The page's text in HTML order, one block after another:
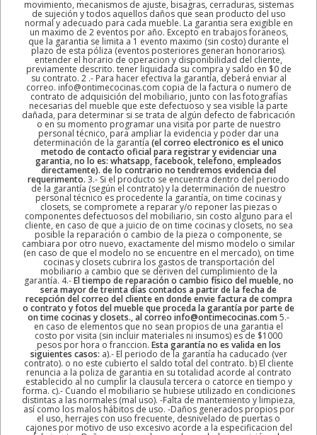
movimiento, mecanismos de ajuste, bisagras, cerraduras, sistemas
de sujeción y todos aquellos daños que sean producto del uso
normal y adecuado para cada mueble. La garantia sera exigible en
un maximo de 2 eventos por año. Excepto en trabajos foraneos,
que la garantia se limita a 1 evento maximo (sin costo) durante el
plazo de esta póliza (eventos posteriores generan honorarios).
entender el horario de operacion y disponibilidad del cliente,
previamente descrito. tener liquidada su compra y saldo en $0 de
su contrato. 2 .- Para hacer efectiva la garantía, deberá enviar al
correo. info@ontimecocinas.com copia de la factura o numero de
contrato de adquisición del mobiliario, junto con las fotografías
necesarias del mueble que este defectuoso y sea visible la parte
dañada, para determinar si se trata de algún defecto de fabricación
o en su momento programar una visita por parte de nuestro
personal técnico, para ampliar la evidencia y poder dar una
determinación de la garantía (el correo electronico es el unico
metodo de contacto oficial para registrar y evidenciar una
garantia, no lo es: whatsapp, facebook, telefono, empleados
directamente). de lo contrario no tendremos evidencia del
requerimento. 3.- Si el producto se encuentra dentro del periodo
de la garantía (según el contrato) y la determinación de nuestro
personal técnico es procedente la garantía, on time cocinas y
closets, se compromete a reparar y/o reponer las piezas o
componentes defectuosos del mobiliario, sin costo alguno para el
cliente, en caso de que a juicio de on time cocinas y closets, no sea
posible la reparación o cambio de la pieza o componente, se
cambiara por otro nuevo, exactamente del mismo modelo o similar
(en caso de que el modelo no se encuentre en el mercado), on time
cocinas y closets cubrira los gastos de transportación del
mobiliario a cambio que se deriven del cumplimiento de la
garantía. 4.-El tiempo de reparación o cambio físico del mueble, no
sera mayor de treinta días contados a partir de la fecha de
recepción del correo del cliente en donde envie factura de compra
o contrato y fotos del mueble que proceda la garantía por parte de
on time cocinas y closets., al correo info@ontimecocinas.com 5.-
en caso de elementos que no sean propios de una garantia el
costo por visita (sin incluir materiales ni insumos) es de $1000
pesos por hora o franccion. Esta garantía no es valida en los
siguientes casos: a).- El periodo de la garantía ha caducado (ver
contrato). o no este cubierto el saldo total del contrato. b) El cliente
renuncia a la poliza de garantia en su totalidad acorde al contrato
establecido al no cumplir la clausula tercera o catorce en tiempo y
forma. c).- Cuando el mobiliario se hubiese utilizado en condiciones
distintas a las normales (mal uso). -Falta de mantemiento y limpieza,
así como los malos hábitos de uso. -Daños generados propios por
el uso, herrajes con uso frecuente, desnivelado de puertas o
cajones por motivo de uso excesivo acorde a la especificacion del